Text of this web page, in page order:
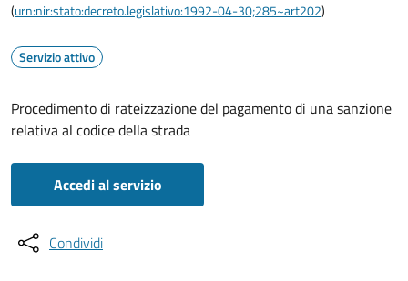
(urn:nir:stato:decreto.legislativo:1992-04-30;285~art202)
Servizio attivo
Procedimento di rateizzazione del pagamento di una sanzione
relativa al codice della strada
Accedi al servizio
Condividi